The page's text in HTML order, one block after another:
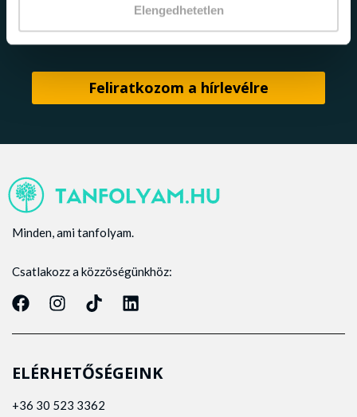
Elengedhetetlen
Minden, ami tanfolyam.
Csatlakozz a közzöségünkhöz:
ELÉRHETŐSÉGEINK
+36 30 523 3362